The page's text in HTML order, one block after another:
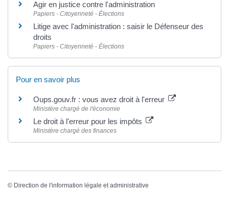
Agir en justice contre l'administration
Papiers - Citoyenneté - Élections
Litige avec l'administration : saisir le Défenseur des
droits
Papiers - Citoyenneté - Élections
Pour en savoir plus
Oups.gouv.fr : vous avez droit à l'erreur
Ministère chargé de l'économie
Le droit à l'erreur pour les impôts
Ministère chargé des finances
© Direction de l'information légale et administrative